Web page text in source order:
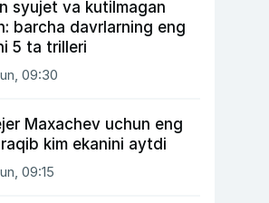
syujet va kutilmagan
barcha davrlarning eng
5 ta trilleri
09:30
Maxachev uchun eng
kim ekanini aytdi
09:15